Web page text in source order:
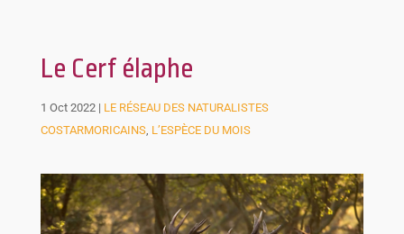
Le Cerf élaphe
1 Oct 2022| LE RÉSEAU DES NATURALISTES
COSTARMORICAINS, L’ESPÈCE DU MOIS